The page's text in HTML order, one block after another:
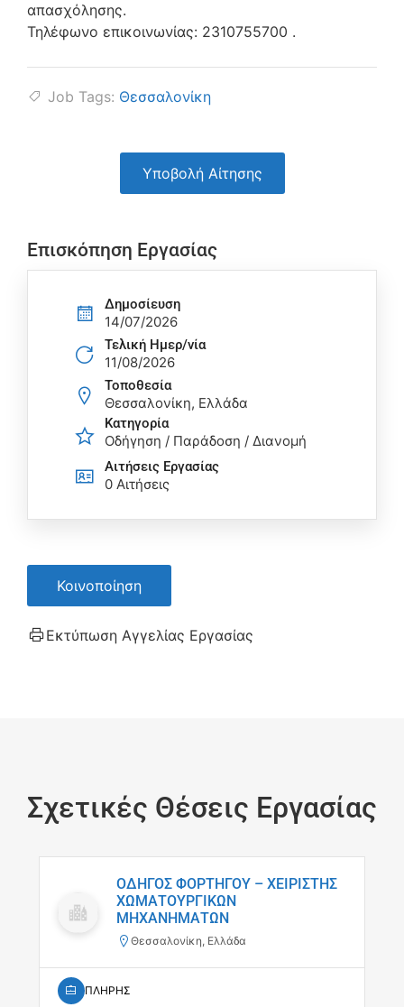
απασχόλησης.
Τηλέφωνο επικοινωνίας: 2310755700 .
Job Tags: Θεσσαλονίκη
Υποβολή Αίτησης
Επισκόπηση Εργασίας
Δημοσίευση
14/07/2026
Τελική Ημερ/νία
11/08/2026
Τοποθεσία
Θεσσαλονίκη, Ελλάδα
Κατηγορία
Οδήγηση / Παράδοση / Διανομή
Αιτήσεις Eργασίας
0 Αιτήσεις
Κοινοποίηση
Εκτύπωση Αγγελίας Εργασίας
Σχετικές Θέσεις Εργασίας
ΟΔΗΓΟΣ ΦΟΡΤΗΓΟΥ – ΧΕΙΡΙΣΤΗΣ
ΧΩΜΑΤΟΥΡΓΙΚΩΝ
ΜΗΧΑΝΗΜΑΤΩΝ
Θεσσαλονίκη, Ελλάδα
ΠΛΗΡΗΣ